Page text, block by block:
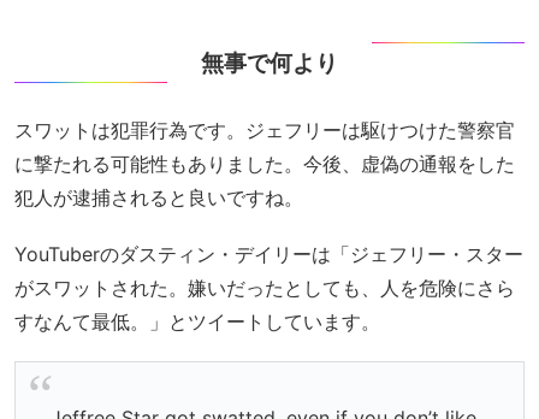
無事で何より
スワットは犯罪行為です。ジェフリーは駆けつけた警察官
に撃たれる可能性もありました。今後、虚偽の通報をした
犯人が逮捕されると良いですね。
YouTuberのダスティン・デイリーは「ジェフリー・スター
がスワットされた。嫌いだったとしても、人を危険にさら
すなんて最低。」とツイートしています。